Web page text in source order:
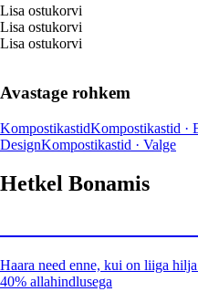
Lisa ostukorvi
Lisa ostukorvi
Lisa ostukorvi
Avastage rohkem
KompostikastidKompostikastid ·
DesignKompostikastid · Valge
Hetkel Bonamis
Haara need enne, kui on liiga
40% allahindlusega